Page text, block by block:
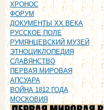
ХРОНОС
ФОРУМ
ДОКУМЕНТЫ XX ВЕКА
РУССКОЕ ПОЛЕ
РУМЯНЦЕВСКИЙ МУЗЕЙ
ЭТНОЦИКЛОПЕДИЯ
СЛАВЯНСТВО
ПЕРВАЯ МИРОВАЯ
АПСУАРА
ВОЙНА 1812 ГОДА
МОСКОВИЯ